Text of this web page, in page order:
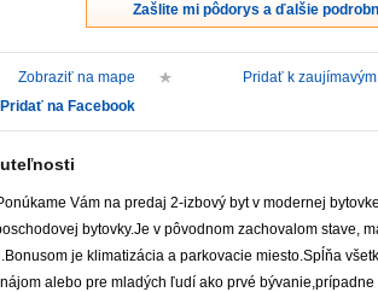
Zašlite mi pôdorys a ďalšie
Zobraziť na mape Pridať k zaujímavým
Pridať na Facebook
Vám na predaj 2-izbový byt v modernej
bytovky.Je v pôvodnom zachovalom stave,
je klimatizácia a parkovacie miesto.Spĺňa
alebo pre mladých ľudí ako prvé